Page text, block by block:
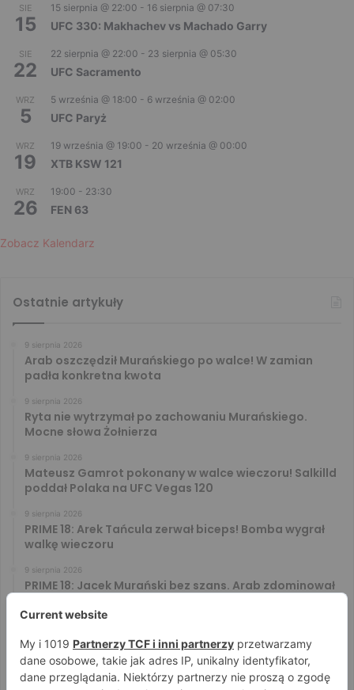
SIE
15
15 sierpnia @ 22:00 - 16 sierpnia @ 07:30
UFC 330: Makhachev vs Machado Garry
SIE
22
22 sierpnia @ 22:00 - 23 sierpnia @ 05:30
UFC Sacramento
WRZ
5
5 września @ 18:00 - 6 września @ 02:00
UFC Paryż
WRZ
19
19 września @ 19:00 - 20 września @ 00:00
XTB KSW 121
WRZ
26
19:00 - 23:30
FEN 63
Zobacz Kalendarz
Ostatnie artykuły
9 sierpnia 2026
Arab oszczędził Murańskiego po walce! W zamian
padła konkretna kwota
9 sierpnia 2026
Ryta nie wytrzymał po zachowaniu Murańskiego.
Mocne słowa Żołnierza
9 sierpnia 2026
Mateusz Gamrot pokonany w walce wieczoru! Salkilld
poddał Polaka na UFC Vegas 120
9 sierpnia 2026
PRIME 18: Arek Tańcula zerwał biceps! Bomba wygrał
walkę wieczoru
9 sierpnia 2026
PRIME 18: Jacek Murański bez szans. Arab zdominował
PRIME 18: Mariusz Wach rozbity przez 6. rywali. Gypsy
Team zwyciężył w 3. rundzie
8 sierpnia 2026